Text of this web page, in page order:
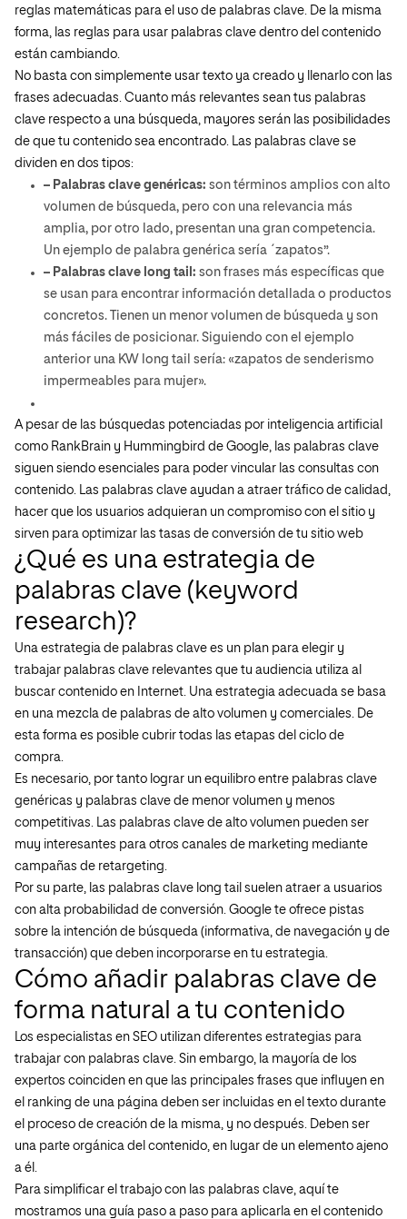
reglas matemáticas para el uso de palabras clave. De la misma
forma, las reglas para usar palabras clave dentro del contenido
están cambiando.
No basta con simplemente usar texto ya creado y llenarlo con las
frases adecuadas. Cuanto más relevantes sean tus palabras
clave respecto a una búsqueda, mayores serán las posibilidades
de que tu contenido sea encontrado. Las palabras clave se
dividen en dos tipos:
– Palabras clave genéricas: son términos amplios con alto
volumen de búsqueda, pero con una relevancia más
amplia, por otro lado, presentan una gran competencia.
Un ejemplo de palabra genérica sería ´zapatos”.
– Palabras clave long tail: son frases más específicas que
se usan para encontrar información detallada o productos
concretos. Tienen un menor volumen de búsqueda y son
más fáciles de posicionar. Siguiendo con el ejemplo
anterior una KW long tail sería: «zapatos de senderismo
impermeables para mujer».
A pesar de las búsquedas potenciadas por inteligencia artificial
como RankBrain y Hummingbird de Google, las palabras clave
siguen siendo esenciales para poder vincular las consultas con
contenido. Las palabras clave ayudan a atraer tráfico de calidad,
hacer que los usuarios adquieran un compromiso con el sitio y
sirven para optimizar las tasas de conversión de tu sitio web
¿Qué es una estrategia de
palabras clave (keyword
research)?
Una estrategia de palabras clave es un plan para elegir y
trabajar palabras clave relevantes que tu audiencia utiliza al
buscar contenido en Internet. Una estrategia adecuada se basa
en una mezcla de palabras de alto volumen y comerciales. De
esta forma es posible cubrir todas las etapas del ciclo de
compra.
Es necesario, por tanto lograr un equilibro entre palabras clave
genéricas y palabras clave de menor volumen y menos
competitivas. Las palabras clave de alto volumen pueden ser
muy interesantes para otros canales de marketing mediante
campañas de retargeting.
Por su parte, las palabras clave long tail suelen atraer a usuarios
con alta probabilidad de conversión. Google te ofrece pistas
sobre la intención de búsqueda (informativa, de navegación y de
transacción) que deben incorporarse en tu estrategia.
Cómo añadir palabras clave de
forma natural a tu contenido
Los especialistas en SEO utilizan diferentes estrategias para
trabajar con palabras clave. Sin embargo, la mayoría de los
expertos coinciden en que las principales frases que influyen en
el ranking de una página deben ser incluidas en el texto durante
el proceso de creación de la misma, y ​​no después. Deben ser
una parte orgánica del contenido, en lugar de un elemento ajeno
a él.
Para simplificar el trabajo con las palabras clave, aquí te
mostramos una guía paso a paso para aplicarla en el contenido